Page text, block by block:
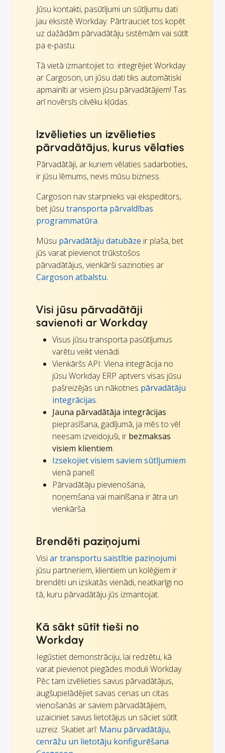
Jūsu kontakti, pasūtījumi un sūtījumu dati
jau eksistē Workday. Pārtrauciet tos kopēt
uz dažādām pārvadātāju sistēmām vai sūtīt
pa e-pastu.
Tā vietā izmantojiet to: integrējiet Workday
ar Cargoson, un jūsu dati tiks automātiski
apmainīti ar visiem jūsu pārvadātājiem! Tas
arī novērsīs cilvēku kļūdas.
Izvēlieties un izvēlieties
pārvadātājus, kurus vēlaties
Pārvadātāji, ar kuriem vēlaties sadarboties,
ir jūsu lēmums, nevis mūsu bizness.
Cargoson nav starpnieks vai ekspeditors,
bet jūsu transporta pārvaldības
programmatūra.
Mūsu pārvadātāju datubāze ir plaša, bet
jūs varat pievienot trūkstošos
pārvadātājus, vienkārši sazinoties ar
Cargoson atbalstu.
Visi jūsu pārvadātāji
savienoti ar Workday
Visus jūsu transporta pasūtījumus
varētu veikt vienādi.
Vienkāršs API: Viena integrācija no
jūsu Workday ERP aptvers visas jūsu
pašreizējās un nākotnes pārvadātāju
integrācijas.
Jauna pārvadātāja integrācijas
pieprasīšana, gadījumā, ja mēs to vēl
neesam izveidojuši, ir bezmaksas
visiem klientiem.
Izsekojiet visiem saviem sūtījumiem
vienā panelī.
Pārvadātāju pievienošana,
noņemšana vai mainīšana ir ātra un
vienkārša.
Brendēti paziņojumi
Visiar transportu saistītie paziņojumi
jūsu partneriem, klientiem un kolēģiem ir
brendēti un izskatās vienādi, neatkarīgi no
tā, kuru pārvadātāju jūs izmantojat.
Kā sākt sūtīt tieši no
Workday
Iegūstiet demonstrāciju, lai redzētu, kā
varat pievienot piegādes moduli Workday.
Pēc tam izvēlieties savus pārvadātājus,
augšupielādējiet savas cenas un citas
vienošanās ar saviem pārvadātājiem,
uzaiciniet savus lietotājus un sāciet sūtīt
uzreiz. Skatiet arī: Manu pārvadātāju,
cenrāžu un lietotāju konfigurēšana